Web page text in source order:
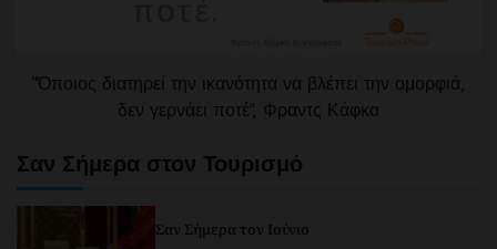
"Όποιος διατηρεί την ικανότητα να βλέπει την ομορφιά,
δεν γερνάει ποτέ", Φραντς Κάφκα
Σαν Σήμερα στον Τουρισμό
Σαν Σήμερα τον Ιούνιο